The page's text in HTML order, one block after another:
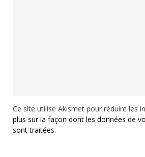
Ce site utilise Akismet pour réduire les
plus sur la façon dont les données de
sont traitées.